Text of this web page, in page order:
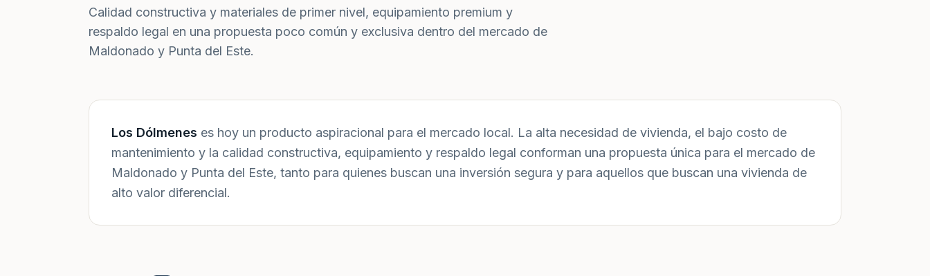
Calidad constructiva y materiales de primer nivel, equipamiento premium y
respaldo legal en una propuesta poco común y exclusiva dentro del mercado de
Maldonado y Punta del Este.
Los Dólmenes es hoy un producto aspiracional para el mercado local. La alta necesidad de vivienda, el bajo costo de
mantenimiento y la calidad constructiva, equipamiento y respaldo legal conforman una propuesta única para el mercado de
Maldonado y Punta del Este, tanto para quienes buscan una inversión segura y para aquellos que buscan una vivienda de
alto valor diferencial.